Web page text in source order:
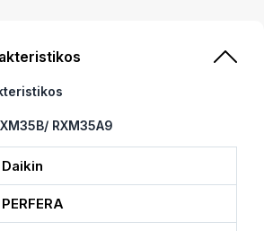
RXM35A9
Daikin
PERFERA